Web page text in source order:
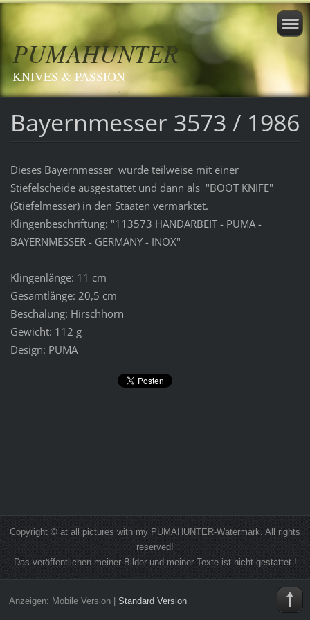
PUMAHUNTER
KNIVES & PASSION
Bayernmesser 3573 / 1986
Dieses Bayernmesser wurde teilweise mit einer
Stiefelscheide ausgestattet und dann als "BOOT KNIFE"
(Stiefelmesser) in den Staaten vermarktet.
Klingenbeschriftung: "113573 HANDARBEIT - PUMA -
BAYERNMESSER - GERMANY - INOX"
Klingenlänge: 11 cm
Gesamtlänge: 20,5 cm
Beschalung: Hirschhorn
Gewicht: 112 g
Design: PUMA
Copyright © at all pictures with my PUMAHUNTER-Watermark. All rights
reserved!
Das veröffentlichen meiner Bilder und meiner Texte ist nicht gestattet !
Anzeigen: Mobile Version| Standard Version